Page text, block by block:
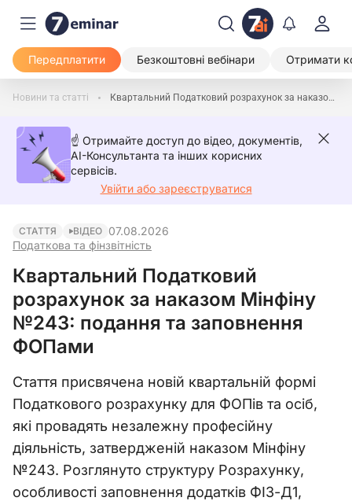
Передплатити Безкоштовні вебінари Отримати
Новини та статті Квартальний Податковий розрахунок за наказом Мінфіну №243: подання та заповнення ФОПами
☝️ Отримайте доступ до відео, документів,
AI-Консультанта та інших корисних
сервісів.
Увійти або зареєструватися
СТАТТЯ ВІДЕО
Податкова та фінзвітність
07.08.2026
Квартальний Податковий
розрахунок за наказом Мінфіну
№243: подання та заповнення
ФОПами
Стаття присвячена новій квартальній формі
Податкового розрахунку для ФОПів та осіб,
які провадять незалежну професійну
діяльність, затвердженій наказом Мінфіну
№243. Розглянуто структуру Розрахунку,
особливості заповнення додатків ФІЗ-Д1,